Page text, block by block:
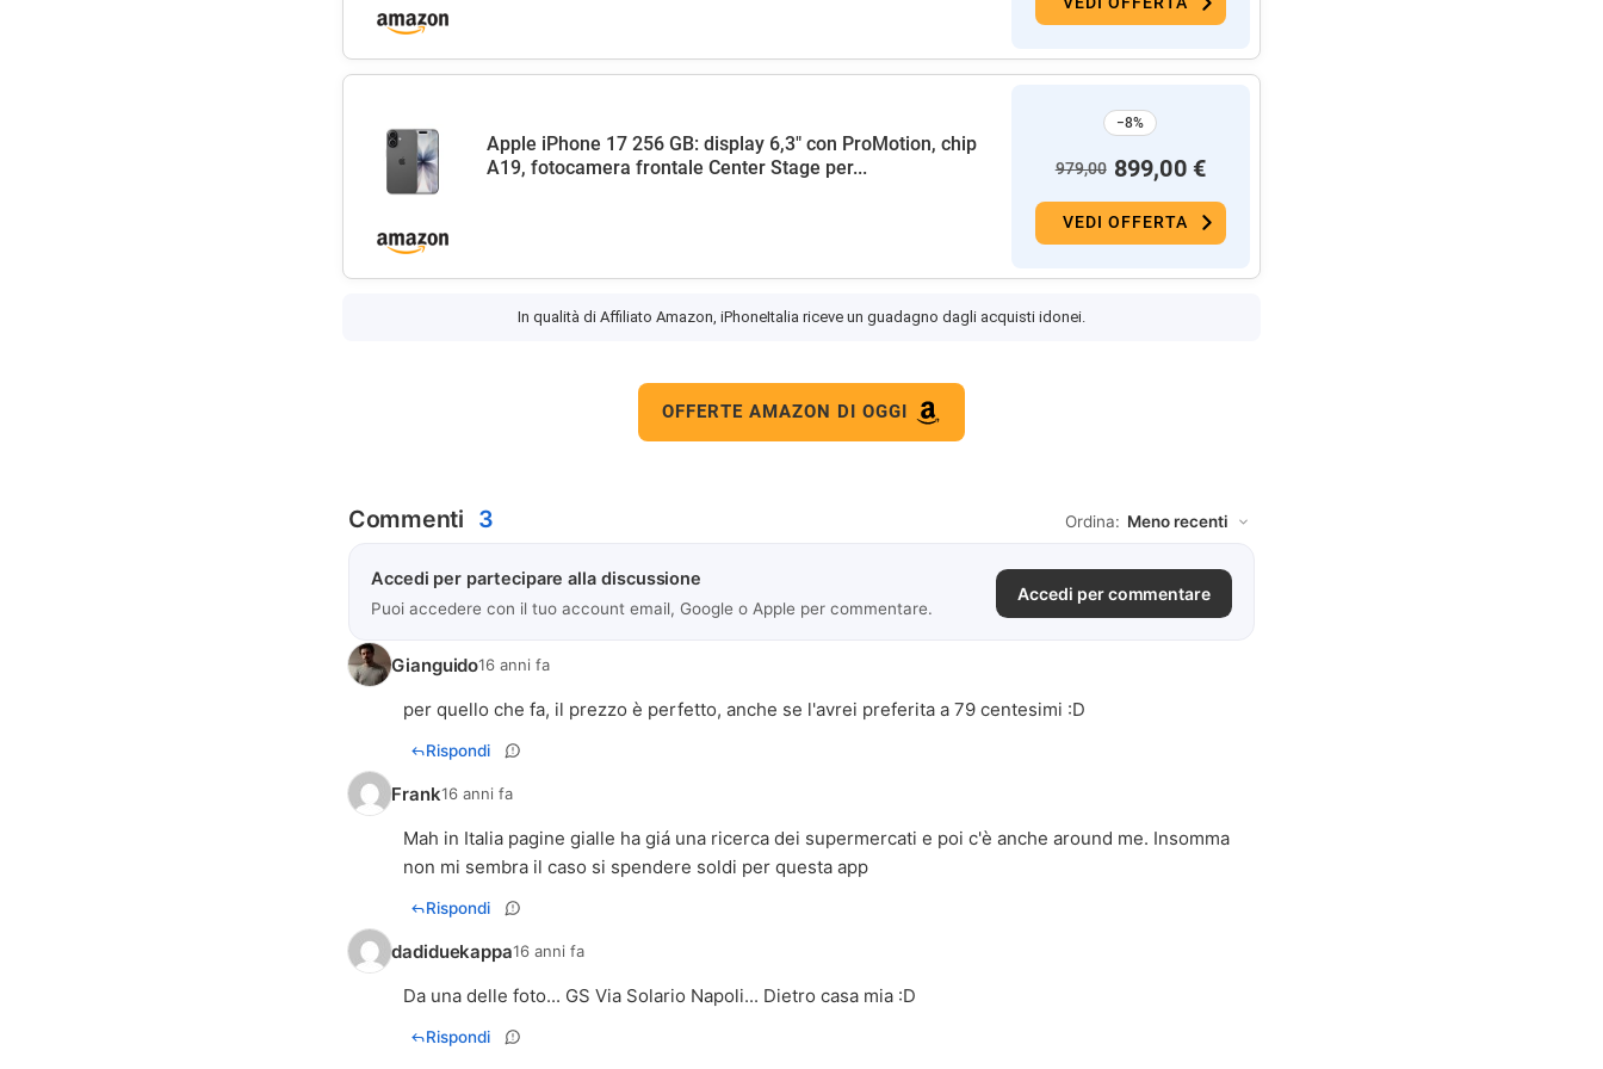
Apple iPhone 17 256 GB: display 6,3" con ProMotion, chip
A19, fotocamera frontale Center Stage per...
−8%
979,00 899,00 €
VEDI OFFERTA
In qualità di Affiliato Amazon, iPhoneItalia riceve un guadagno dagli acquisti idonei.
OFFERTE AMAZON DI OGGI
Commenti 3 Ordina:
Accedi per partecipare alla discussione
Puoi accedere con il tuo account email, Google o Apple per commentare.
Accedi per commentare
Gianguido16 anni fa
per quello che fa, il prezzo è perfetto, anche se l'avrei preferita a 79 centesimi :D
Rispondi
Frank16 anni fa
Mah in Italia pagine gialle ha giá una ricerca dei supermercati e poi c'è anche around me. Insomma
non mi sembra il caso si spendere soldi per questa app
Rispondi
dadiduekappa16 anni fa
Da una delle foto... GS Via Solario Napoli... Dietro casa mia :D
Rispondi